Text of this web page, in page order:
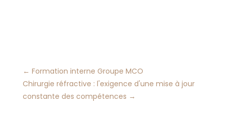
← Formation interne Groupe MCO
Chirurgie réfractive : l'exigence d'une mise à jour
constante des compétences →